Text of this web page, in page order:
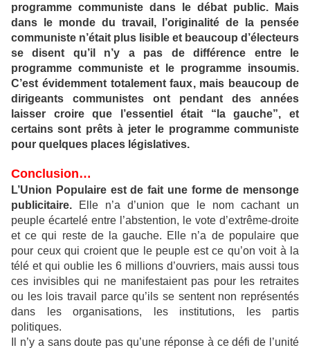
programme communiste dans le débat public. Mais
dans le monde du travail, l’originalité de la pensée
communiste n’était plus lisible et beaucoup d’électeurs
se disent qu’il n’y a pas de différence entre le
programme communiste et le programme insoumis.
C’est évidemment totalement faux, mais beaucoup de
dirigeants communistes ont pendant des années
laisser croire que l’essentiel était “la gauche”, et
certains sont prêts à jeter le programme communiste
pour quelques places législatives.
Conclusion…
L’Union Populaire est de fait une forme de mensonge
publicitaire. Elle n’a d’union que le nom cachant un
peuple écartelé entre l’abstention, le vote d’extrême-droite
et ce qui reste de la gauche. Elle n’a de populaire que
pour ceux qui croient que le peuple est ce qu’on voit à la
télé et qui oublie les 6 millions d’ouvriers, mais aussi tous
ces invisibles qui ne manifestaient pas pour les retraites
ou les lois travail parce qu’ils se sentent non représentés
dans les organisations, les institutions, les partis
politiques.
Il n’y a sans doute pas qu’une réponse à ce défi de l’unité